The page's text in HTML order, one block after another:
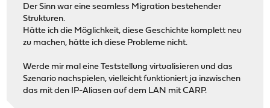
Der Sinn war eine seamless Migration bestehender
Strukturen.
Hätte ich die Möglichkeit, diese Geschichte komplett neu
zu machen, hätte ich diese Probleme nicht.
Werde mir mal eine Teststellung virtualisieren und das
Szenario nachspielen, vielleicht funktioniert ja inzwischen
das mit den IP-Aliasen auf dem LAN mit CARP.